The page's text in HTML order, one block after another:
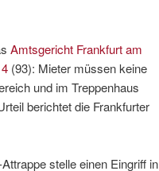
Amtsgericht Frankfurt am
(93): Mieter müssen keine
und im Treppenhaus
berichtet die Frankfurter
stelle einen Eingriff in